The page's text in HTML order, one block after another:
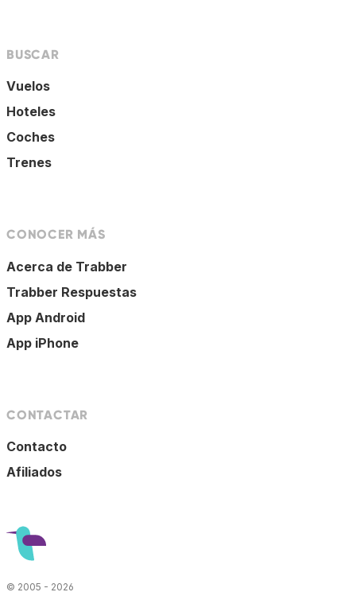
BUSCAR
Vuelos
Hoteles
Coches
Trenes
CONOCER MÁS
Acerca de Trabber
Trabber Respuestas
App Android
App iPhone
CONTACTAR
Contacto
Afiliados
© 2005 - 2026